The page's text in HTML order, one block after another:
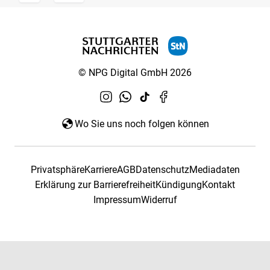
© NPG Digital GmbH 2026
Wo Sie uns noch folgen können
PrivatsphäreKarriereAGBDatenschutzMediadaten
Erklärung zur BarrierefreiheitKündigungKontakt
ImpressumWiderruf